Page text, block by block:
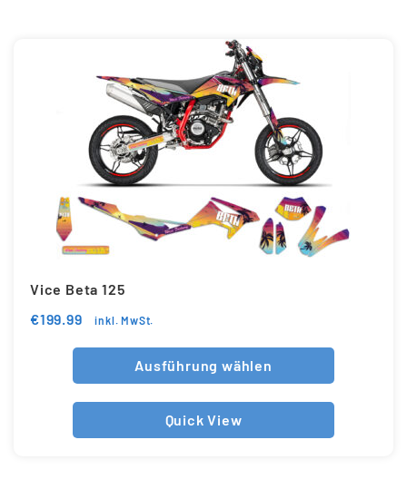
Vice Beta 125
€199.99 inkl. MwSt.
Ausführung wählen
Quick View